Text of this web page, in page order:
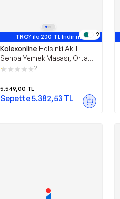
TROY ile 200 TL İndirim 2
Kolexonline Helsinki Akıllı
Sehpa Yemek Masası, Orta
Sehpa Tekerli Sehpa Sihirli
2
5.549,00 TL
Sepette 5.382,53 TL